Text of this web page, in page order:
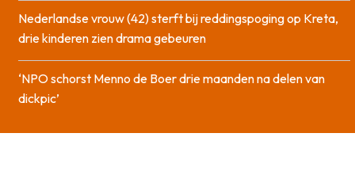
Nederlandse vrouw (42) sterft bij reddingspoging op Kreta,
drie kinderen zien drama gebeuren
‘NPO schorst Menno de Boer drie maanden na delen van
dickpic’